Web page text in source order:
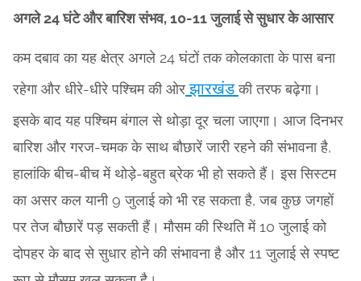
अगले 24 घंटे और बारिश संभव, 10-11 जुलाई से सुधार के आसार
कम दबाव का यह क्षेत्र अगले 24 घंटों तक कोलकाता के पास बना
रहेगा और धीरे-धीरे पश्चिम की ओरझारखंडकी तरफ बढ़ेगा।
इसके बाद यह पश्चिम बंगाल से थोड़ा दूर चला जाएगा। आज दिनभर
बारिश और गरज-चमक के साथ बौछारें जारी रहने की संभावना है,
हालांकि बीच-बीच में थोड़े-बहुत ब्रेक भी हो सकते हैं। इस सिस्टम
का असर कल यानी 9 जुलाई को भी रह सकता है, जब कुछ जगहों
पर तेज बौछारें पड़ सकती हैं। मौसम की स्थिति में 10 जुलाई को
दोपहर के बाद से सुधार होने की संभावना है और 11 जुलाई से स्पष्ट